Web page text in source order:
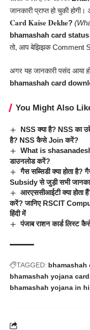
जानकारी प्राप्त हो चुकी
Card Kaise Dekhe?
bhamashah card
तो, आप बेझिझक Comment
अगर यह जानकारी पसंद आया
bhamashah card
You Might Also
NSS क्या है? NSS का
है? NSS कैसे Join करें?
What is
डाउनलोड करें?
गैस सब्सिडी क्या होता
Subsidy से जुड़ी सभी
आरएससीआईटी क्या
करें? जानिए RSCIT
हिंदी में
पंजाब राशन कार्ड लिस्ट
TAGGED: bhamashah
bhamashah yojana card
bhamashah yojana in